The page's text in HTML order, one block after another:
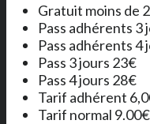
Gratuit moins de
Pass adhérents 3
Pass adhérents 4
Pass 3 jours 23€
Pass 4 jours 28€
Tarif adhérent
Tarif normal 9.00€